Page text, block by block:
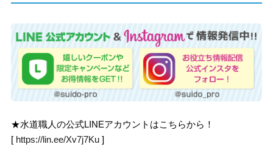
★水道職人の公式LINEアカウントはこちらから！
[ https://lin.ee/Xv7j7Ku ]